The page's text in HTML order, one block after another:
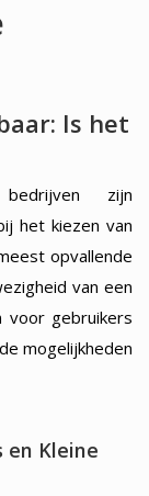
Is het
zijn
het kiezen van
opvallende
van een
voor gebruikers
mogelijkheden
en Kleine